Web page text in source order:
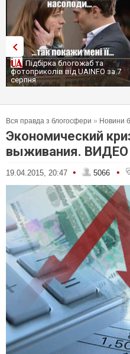
Підбірка блогожаб та
фотоприколів від UAINFO за 7
серпня
Вся правда з блогосфери » Новини
Экономический
выживания. ВИДЕО
19.04.2015, 20:47 • 5066 •